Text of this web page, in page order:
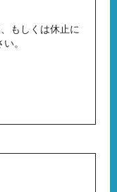
もしくは休止に
。